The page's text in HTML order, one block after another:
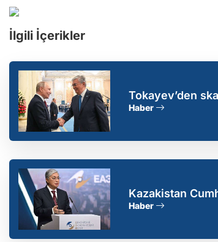
İlgili İçerikler
Tokayev’den
çözülemez
Haber
Kazakistan
Haber